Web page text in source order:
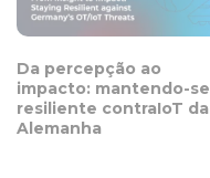
Da percepção ao
impacto: mantendo-se
resiliente contraIoT da
Alemanha